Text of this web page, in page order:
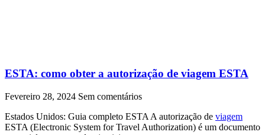
ESTA: como obter a autorização de viagem ESTA
Fevereiro 28, 2024 Sem comentários
Estados Unidos: Guia completo ESTA A autorização de viagem
ESTA (Electronic System for Travel Authorization) é um documento